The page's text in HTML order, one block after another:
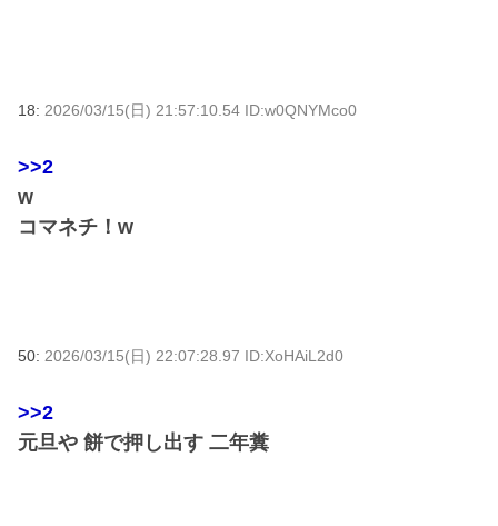
18: 2026/03/15(日) 21:57:10.54 ID:w0QNYMco0
>>2
w
コマネチ！w
50: 2026/03/15(日) 22:07:28.97 ID:XoHAiL2d0
>>2
元旦や 餅で押し出す 二年糞